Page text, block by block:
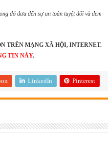
đó đưa đến sự an toàn tuyệt đối và đem
TRÊN MẠNG XÃ HỘI, INTERNET.
TIN NÀY.
LinkedIn Pinterest